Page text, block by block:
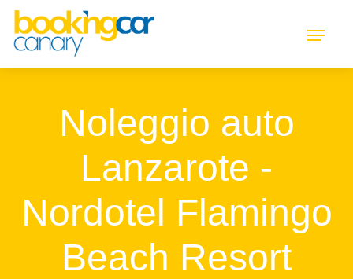
Noleggio auto
Lanzarote -
Nordotel Flamingo
Beach Resort